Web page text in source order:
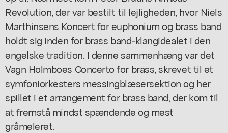
Revolution, der var bestilt til lejligheden, hvor Niels
Marthinsens Koncert for euphonium og brass band
holdt sig inden for brass band-klangidealet i den
engelske tradition. I denne sammenhæng var det
Vagn Holmboes Concerto for brass, skrevet til et
symfoniorkesters messingblæsersektion og her
spillet i et arrangement for brass band, der kom til
at fremstå mindst spændende og mest
gråmeleret.